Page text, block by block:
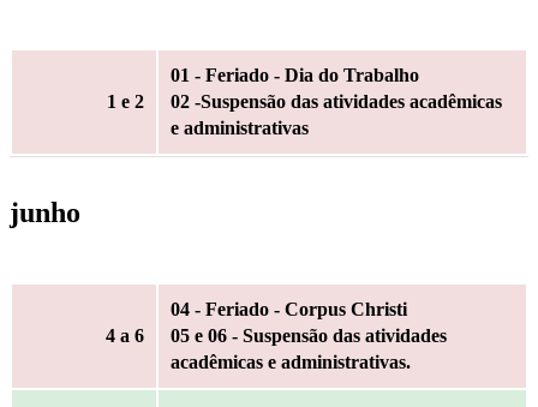
1 e 2
01 - Feriado - Dia do Trabalho
02 -Suspensão das atividades acadêmicas
e administrativas
junho
4 a 6
04 - Feriado - Corpus Christi
05 e 06 - Suspensão das atividades
acadêmicas e administrativas.